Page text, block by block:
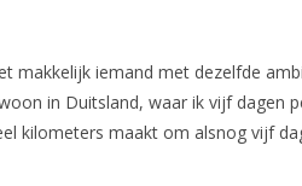
makkelijk iemand met dezelfde
in Duitsland, waar ik vijf dagen
kilometers maakt om alsnog vijf